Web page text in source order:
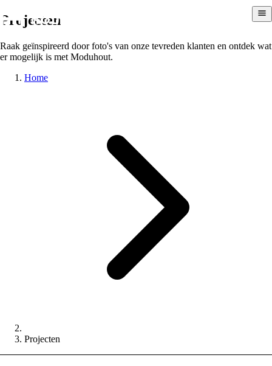
Projecten
Raak geïnspireerd door foto's van onze tevreden klanten en ontdek wat
er mogelijk is met Moduhout.
Home
Projecten